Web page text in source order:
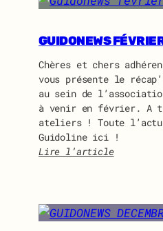
b
l
é
e
g
é
n
e
d
d
n
w
s
m
a
r
s
2
GUIDONEWS
Chères et chers
vous présente le
au sein de
à venir en février. A
ateliers ! Toute
Guidoline ici !
Lire l’article
i
d